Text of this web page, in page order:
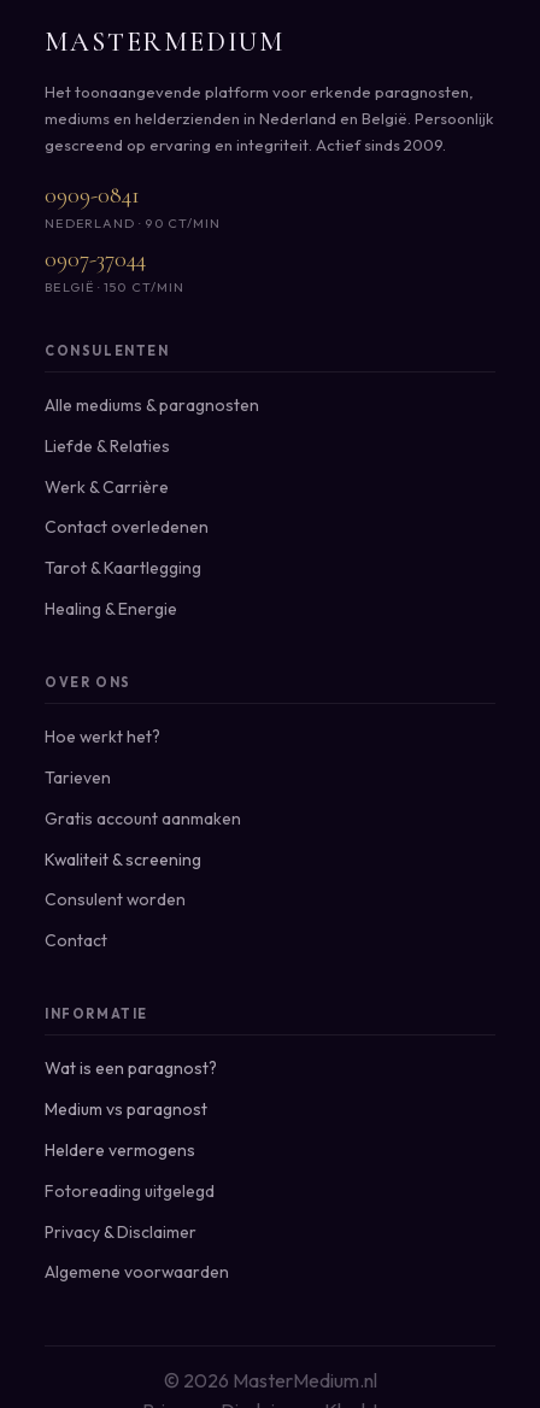
MASTERMEDIUM
Het toonaangevende platform voor erkende paragnosten,
mediums en helderzienden in Nederland en België. Persoonlijk
gescreend op ervaring en integriteit. Actief sinds 2009.
0909-0841
NEDERLAND · 90 CT/MIN
0907-37044
BELGIË · 150 CT/MIN
CONSULENTEN
Alle mediums & paragnosten
Liefde & Relaties
Werk & Carrière
Contact overledenen
Tarot & Kaartlegging
Healing & Energie
OVER ONS
Hoe werkt het?
Tarieven
Gratis account aanmaken
Kwaliteit & screening
Consulent worden
Contact
INFORMATIE
Wat is een paragnost?
Medium vs paragnost
Heldere vermogens
Fotoreading uitgelegd
Privacy&Disclaimer
Algemene voorwaarden
© 2026 MasterMedium.nl